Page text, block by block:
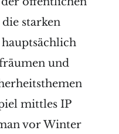
starken
und
mittles IP
vor Winter